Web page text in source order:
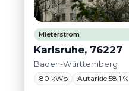
Mieterstrom
Karlsruhe, 76227
Baden-Württemberg
80 kWp Autarkie 58,1 %